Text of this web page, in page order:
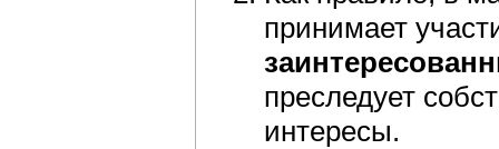
принимает
преследует
интересы.